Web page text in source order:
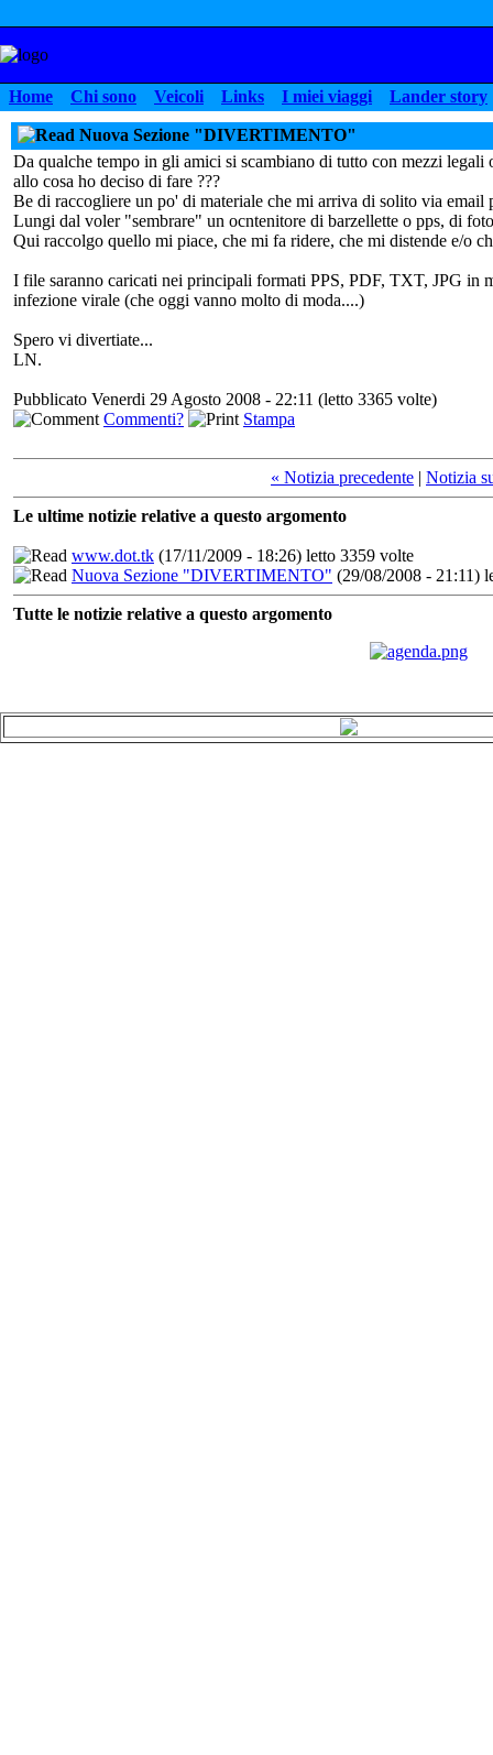
Home Chi sono Veicoli Links I miei viaggi Lander story
Nuova Sezione "DIVERTIMENTO"
Da qualche tempo in gli amici si scambiano di tutto con mezzi legali
allo cosa ho deciso di fare ???
Be di raccogliere un po' di materiale che mi arriva di solito via email
Lungi dal voler "sembrare" un ocntenitore di barzellette o pps, di
Qui raccolgo quello mi piace, che mi fa ridere, che mi distende e/o
I file saranno caricati nei principali formati PPS, PDF, TXT, JPG in
infezione virale (che oggi vanno molto di moda....)
Spero vi divertiate...
LN.
Pubblicato Venerdi 29 Agosto 2008 - 22:11 (letto 3365 volte)
Commenti?
Stampa
« Notizia precedente | Notizia
Le ultime notizie relative a questo argomento
www.dot.tk (17/11/2009 - 18:26) letto 3359 volte
Nuova Sezione "DIVERTIMENTO" (29/08/2008 - 21:11)
Tutte le notizie relative a questo argomento